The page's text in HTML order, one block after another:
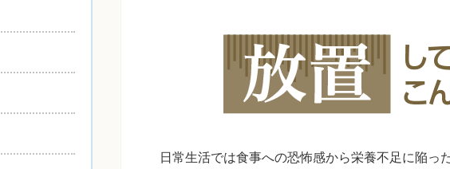
日常生活では食事への恐怖感から栄養不足に陥っ